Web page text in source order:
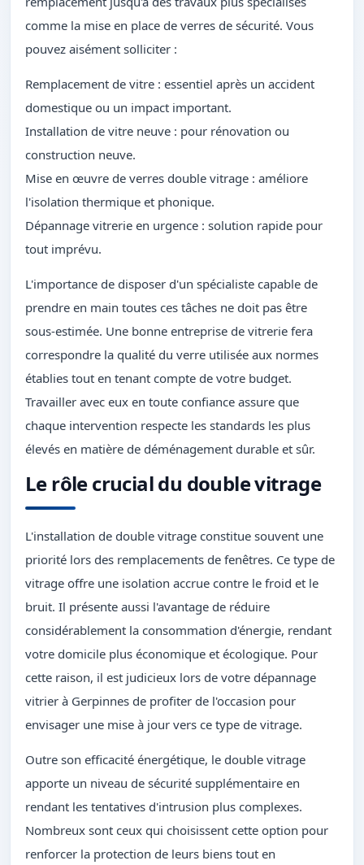
comme la mise en place de verres de sécurité. Vous
pouvez aisément solliciter :
Remplacement de vitre : essentiel après un accident
domestique ou un impact important.
Installation de vitre neuve : pour rénovation ou
construction neuve.
Mise en œuvre de verres double vitrage : améliore
l'isolation thermique et phonique.
Dépannage vitrerie en urgence : solution rapide pour
tout imprévu.
L'importance de disposer d'un spécialiste capable de
prendre en main toutes ces tâches ne doit pas être
sous-estimée. Une bonne entreprise de vitrerie fera
correspondre la qualité du verre utilisée aux normes
établies tout en tenant compte de votre budget.
Travailler avec eux en toute confiance assure que
chaque intervention respecte les standards les plus
élevés en matière de déménagement durable et sûr.
Le rôle crucial du double vitrage
L'installation de double vitrage constitue souvent une
priorité lors des remplacements de fenêtres. Ce type de
vitrage offre une isolation accrue contre le froid et le
bruit. Il présente aussi l'avantage de réduire
considérablement la consommation d'énergie, rendant
votre domicile plus économique et écologique. Pour
cette raison, il est judicieux lors de votre dépannage
vitrier à Gerpinnes de profiter de l'occasion pour
envisager une mise à jour vers ce type de vitrage.
Outre son efficacité énergétique, le double vitrage
apporte un niveau de sécurité supplémentaire en
rendant les tentatives d'intrusion plus complexes.
Nombreux sont ceux qui choisissent cette option pour
renforcer la protection de leurs biens tout en